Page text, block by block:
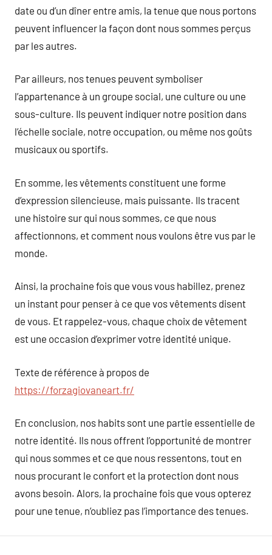
date ou d’un dîner entre amis, la tenue que nous portons
peuvent influencer la façon dont nous sommes perçus
par les autres.
Par ailleurs, nos tenues peuvent symboliser
l’appartenance à un groupe social, une culture ou une
sous-culture. Ils peuvent indiquer notre position dans
l’échelle sociale, notre occupation, ou même nos goûts
musicaux ou sportifs.
En somme, les vêtements constituent une forme
d’expression silencieuse, mais puissante. Ils tracent
une histoire sur qui nous sommes, ce que nous
affectionnons, et comment nous voulons être vus par le
monde.
Ainsi, la prochaine fois que vous vous habillez, prenez
un instant pour penser à ce que vos vêtements disent
de vous. Et rappelez-vous, chaque choix de vêtement
est une occasion d’exprimer votre identité unique.
Texte de référence à propos de
https://forzagiovaneart.fr/
En conclusion, nos habits sont une partie essentielle de
notre identité. Ils nous offrent l’opportunité de montrer
qui nous sommes et ce que nous ressentons, tout en
nous procurant le confort et la protection dont nous
avons besoin. Alors, la prochaine fois que vous opterez
pour une tenue, n’oubliez pas l’importance des tenues.